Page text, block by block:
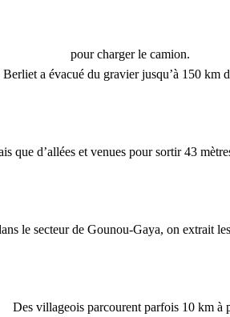
pour charger le camion.
Berliet a évacué du gravier jusqu’à 150 km
que d’allées et venues pour sortir 43
le secteur de Gounou-Gaya, on extrait
Des villageois parcourent parfois 10 km à